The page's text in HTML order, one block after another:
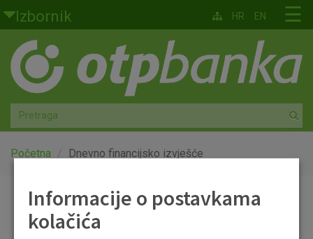
Skoči na glavni sadržaj
Izbornik
Građani
Privatno bankarstvo
Agro
Mala poduzeća i obrtnici
Globalna tržišta
☰
HR EN
Početna Dnevno financijsko izvješće
Dnevno financijsko
Informacije o postavkama
kolačića